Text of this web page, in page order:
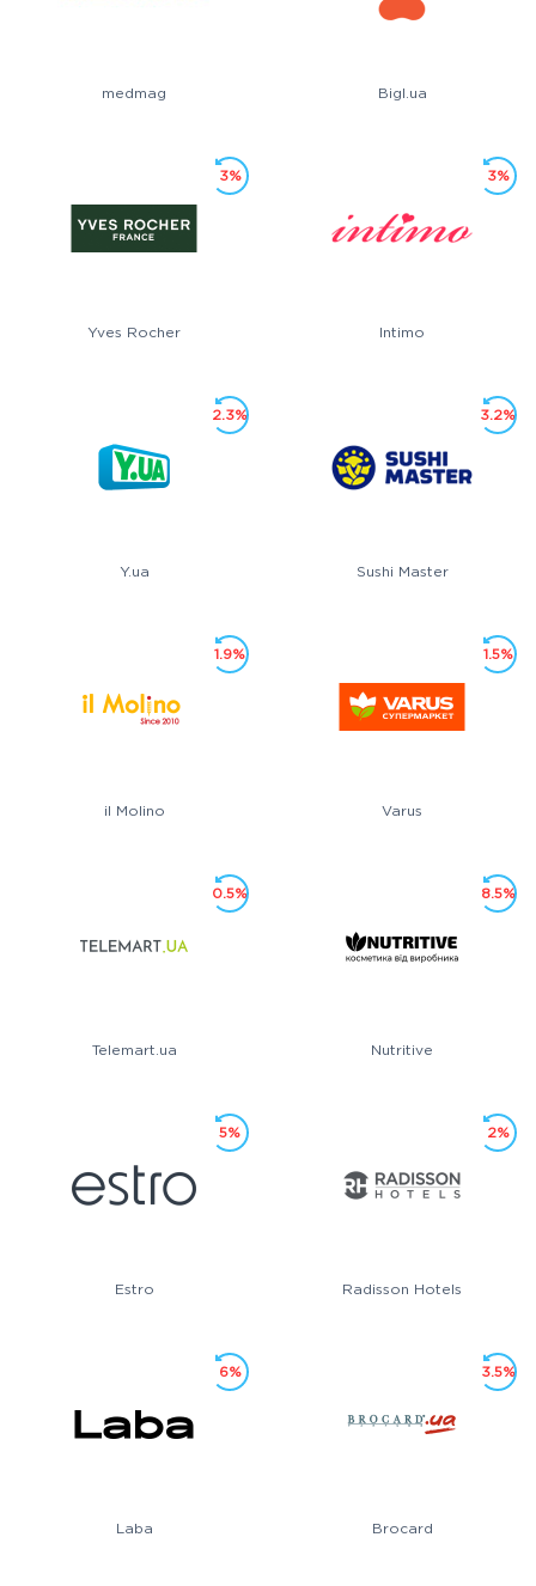
medmag Bigl.ua
Yves Rocher
3%
Intimo
3%
Y.ua
2.3%
Sushi Master
3.2%
il Molino
1.9%
Varus
1.5%
Telemart.ua
0.5%
Nutritive
8.5%
Estro
5%
Radisson Hotels
2%
Laba
6%
Brocard
3.5%